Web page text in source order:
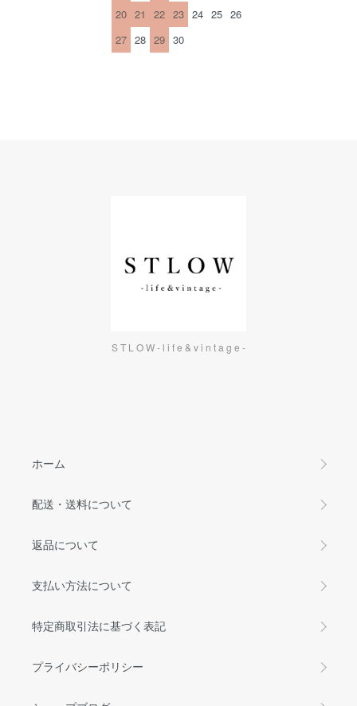
20 21 22 23 24 25 26
27 28 29 30
S T L O W - l i f e & v i n t a g e -
ホーム
配送・送料について
返品について
支払い方法について
特定商取引法に基づく表記
プライバシーポリシー